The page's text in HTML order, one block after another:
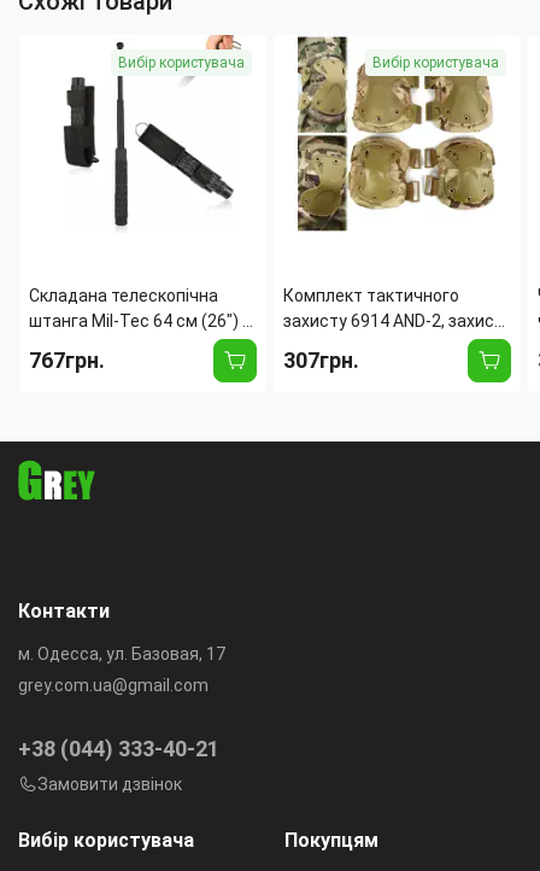
Вибір користувача
Складана телескопічна
штанга Mil-Tec 64 см (26") —
складаний телескопічний
інструмент, TPE-ручка,
767грн.
Вибір користувача
Комплект тактичного
захисту 6914 AND-2, захисні
наколінники та налокітники,
мультикам
307грн.
Вибір користувача Покупцям
Контакти
м. Одесса, ул. Базовая, 17
grey.com.ua@gmail.com
+38 (044) 333-40-21
Замовити дзвінок